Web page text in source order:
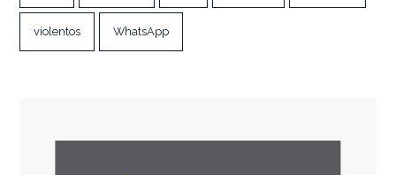
violentos WhatsApp